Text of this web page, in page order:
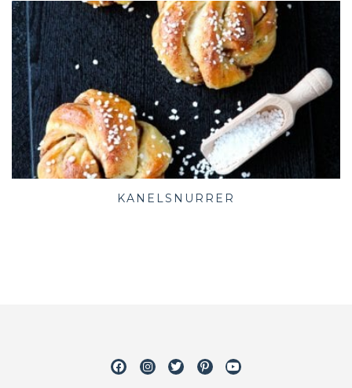
KANELSNURRER
FacebookInstagram
TwitterPinterestYoutube